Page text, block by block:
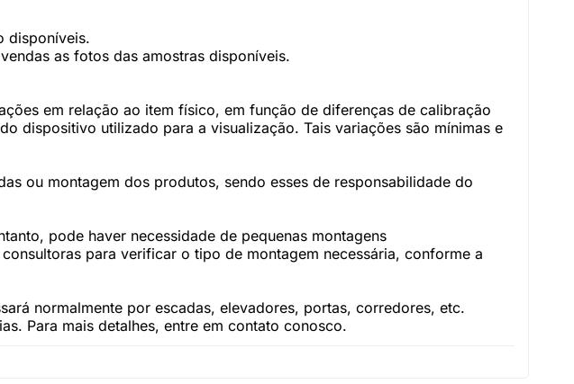
disponíveis.
as fotos das amostras disponíveis.
em relação ao item físico, em função de diferenças de calibração
dispositivo utilizado para a visualização. Tais variações são mínimas e
ou montagem dos produtos, sendo esses de responsabilidade do
pode haver necessidade de pequenas montagens
para verificar o tipo de montagem necessária, conforme a
normalmente por escadas, elevadores, portas, corredores, etc.
Para mais detalhes, entre em contato conosco.